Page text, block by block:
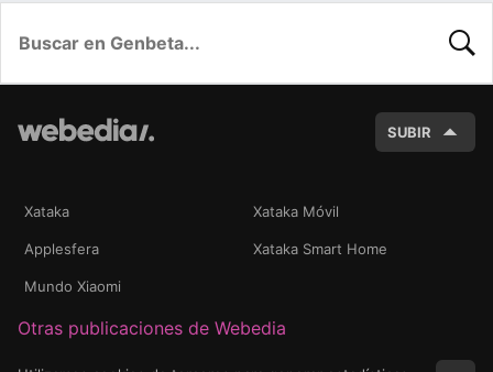
SUBIR
Xataka Xataka Móvil
Applesfera Xataka Smart Home
Mundo Xiaomi
Otras publicaciones de Webedia